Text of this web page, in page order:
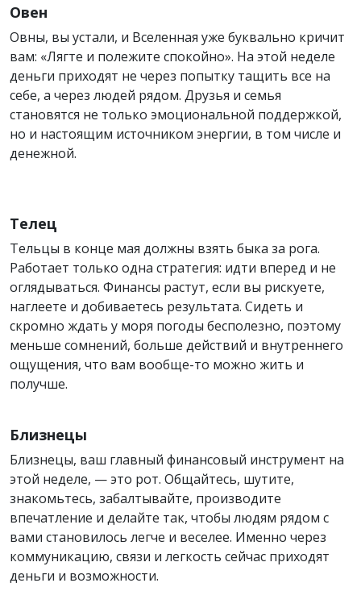
Овен
Овны, вы устали, и Вселенная уже буквально кричит
вам: «Лягте и полежите спокойно». На этой неделе
деньги приходят не через попытку тащить все на
себе, а через людей рядом. Друзья и семья
становятся не только эмоциональной поддержкой,
но и настоящим источником энергии, в том числе и
денежной.
Телец
Тельцы в конце мая должны взять быка за рога.
Работает только одна стратегия: идти вперед и не
оглядываться. Финансы растут, если вы рискуете,
наглеете и добиваетесь результата. Сидеть и
скромно ждать у моря погоды бесполезно, поэтому
меньше сомнений, больше действий и внутреннего
ощущения, что вам вообще-то можно жить и
получше.
Близнецы
Близнецы, ваш главный финансовый инструмент на
этой неделе, — это рот. Общайтесь, шутите,
знакомьтесь, забалтывайте, производите
впечатление и делайте так, чтобы людям рядом с
вами становилось легче и веселее. Именно через
коммуникацию, связи и легкость сейчас приходят
деньги и возможности.